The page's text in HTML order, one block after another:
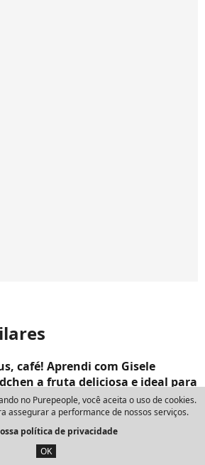
café! Aprendi com Gisele
a fruta deliciosa e ideal para
a bebida antes do meu
e dei um basta na minha
março de 2026
no Purepeople, você aceita o uso de cookies.
assegurar a performance de nossos serviços.
política de privacidade
OK